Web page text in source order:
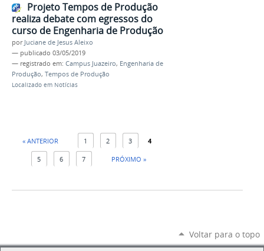
Projeto Tempos de Produção
realiza debate com egressos do
curso de Engenharia de Produção
por Juciane de Jesus Aleixo
— publicado 03/05/2019
— registrado em: Campus Juazeiro, Engenharia de
Produção, Tempos de Produção
Localizado em Notícias
« ANTERIOR 1 2 3 4
5 6 7 PRÓXIMO »
Voltar para o topo